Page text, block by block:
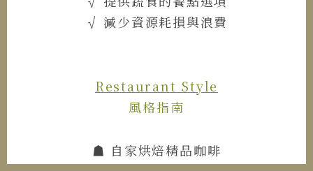
√ 減少資源耗損與浪費
Restaurant Style
風格指南
☗ 自家烘焙精品咖啡